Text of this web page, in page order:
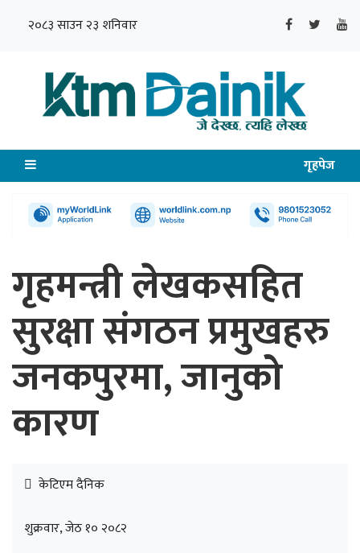
२०८३ साउन २३ शनिवार
गृहपेज
गृहमन्त्री लेखकसहित
सुरक्षा संगठन प्रमुखहरु
जनकपुरमा, जानुको
कारण
केटिएम दैनिक
शुक्रवार, जेठ १० २०८२